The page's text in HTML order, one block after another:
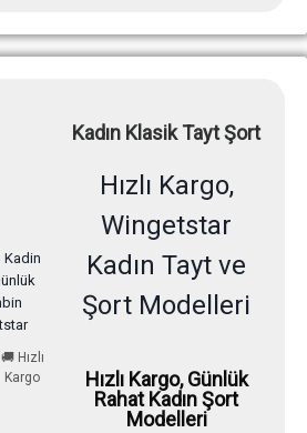
🚚 Hızlı
Kargo
Kadın Klasik Tayt Şort
Hızlı Kargo,
Wingetstar
Kadın Tayt ve
Şort Modelleri
Hızlı Kargo, Günlük
Rahat Kadın Şort
Modelleri